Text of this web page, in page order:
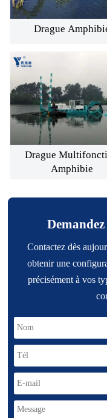
Drague
Drague
Amphibie
Contactez dès
obtenir une
précisément à vos